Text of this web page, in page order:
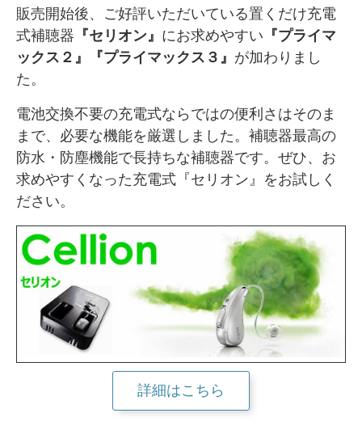
販売開始後、ご好評いただいている置くだけ充電
式補聴器 『セリオン』 にお求めやすい 『プライマ
ックス２』『プライマックス３』 が加わりまし
た。
電池交換不要の充電式ならではの便利さはそのま
まで、必要な機能を厳選しました。補聴器最高の
防水・防塵機能で長持ちな補聴器です。ぜひ、お
求めやすくなった充電式『セリオン』をお試しく
ださい。
詳細はこちら